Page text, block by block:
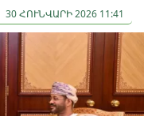
30 ՀՈՒՆՎԱՐԻ 2026 11:41